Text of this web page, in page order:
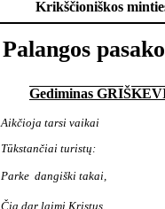
Krikščioniškos
Palangos
Gediminas
Aikčioja tarsi vaikai
Tūkstančiai turistų:
Parke  dangiški takai,
Čia dar laimi Kristus.